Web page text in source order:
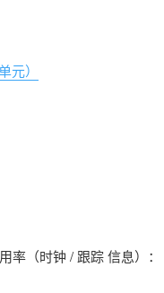
元）
率（时钟 / 跟踪 信息）：